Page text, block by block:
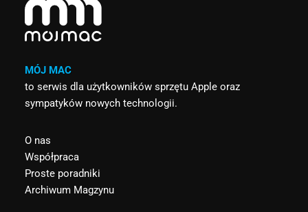
MÓJ MAC
to serwis dla użytkowników sprzętu Apple oraz
sympatyków nowych technologii.
O nas
Współpraca
Proste poradniki
Archiwum Magzynu